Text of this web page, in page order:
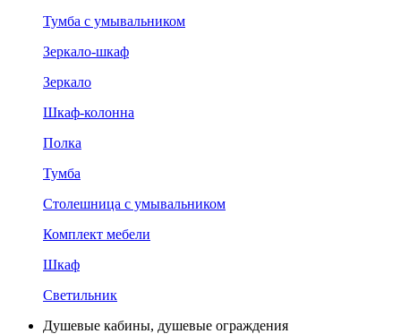
Тумба с умывальником
Зеркало-шкаф
Зеркало
Шкаф-колонна
Полка
Тумба
Столешница с умывальником
Комплект мебели
Шкаф
Светильник
Душевые кабины, душевые ограждения